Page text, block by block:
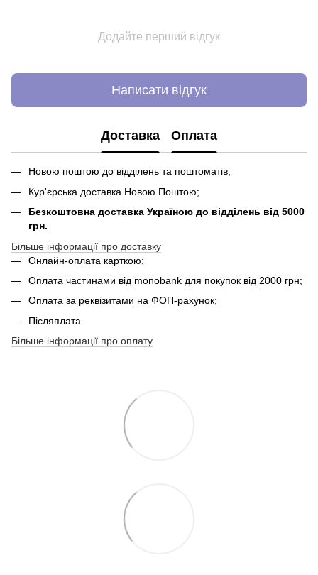
Додайте перший відгук
Написати відгук
Доставка Оплата
Новою поштою до відділень та поштоматів;
Кур'єрська доставка Новою Поштою;
Безкоштовна доставка Україною до відділень від 5000
грн.
Більше інформації про доставку
Онлайн-оплата карткою;
Оплата частинами від monobank для покупок від 2000 грн;
Оплата за реквізитами на ФОП-рахунок;
Післяплата.
Більше інформації про оплату